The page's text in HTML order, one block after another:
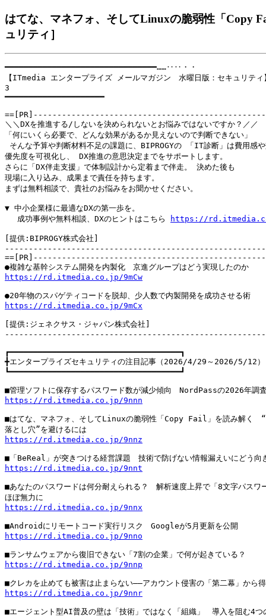
はてな、マネフォ、そしてLinuxの脆弱性「Copy
ュリティ］
━━━━━━━━━━━━━━━━━━━━━━━━━━━━━━━━……‥‥・・
【ITmedia エンタープライズ メールマガジン　水曜日版：セキュリテ
3
━━━━━━━━━━━━━━━━━━━━━
＼＼DXを推進する/しないを決められないとお悩みではないですか？／／
「何にいくら必要で、どんな効果があるか見えないので判断できない」
そんな予算や判断材料不足の課題に、BIPROGYの 「IT診断」は費用感
優先度を可視化し、 DX推進の意思決定までをサポートします。
さらに「DX伴走支援」で体制設計から定着まで伴走。 決めた後も
現場に入り込み、成果まで責任を持ちます。
まずは無料相談で、貴社のお悩みをお聞かせください。
▼ 中小企業様に最適なDXの第一歩を。
成功事例や無料相談、DXのヒントはこちら
https://
[提供:BIPROGY株式会社]
https://rd.itmedia.co.jp/9mCw
https://rd.itmedia.co.jp/9mCx
[提供:ジェネクサス・ジャパン株式会社]
┏━━━━━━━━━━━━━━━━━━━━━━━━━━━━━━━━━━━━┓
╋エンタープライズセキュリティの注目記事（2026/4/29～2026/5/12）
┗━━━━━━━━━━━━━━━━━━━━━━━━━━━━━━━━━━━━┛
https://rd.itmedia.co.jp/9nnn
■はてな、マネフォ、そしてLinuxの脆弱性「Copy Fail」を読み解く　“
https://rd.itmedia.co.jp/9nnz
https://rd.itmedia.co.jp/9nnt
■あなたのパスワードは何分耐えられる？　解析速度上昇で「8文字パスワ
https://rd.itmedia.co.jp/9nnx
https://rd.itmedia.co.jp/9nno
https://rd.itmedia.co.jp/9nnp
https://rd.itmedia.co.jp/9nnr